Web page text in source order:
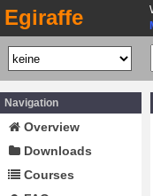
Egiraffe
Navigation
Overview
Downloads
Courses